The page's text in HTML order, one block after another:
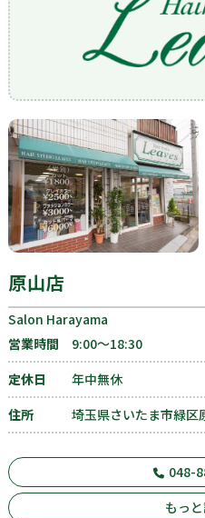
原山店
Salon Harayama
営業時間
9:00〜18:30
定休日
年中無休
住所
埼玉県さいたま市緑
048-
もっ